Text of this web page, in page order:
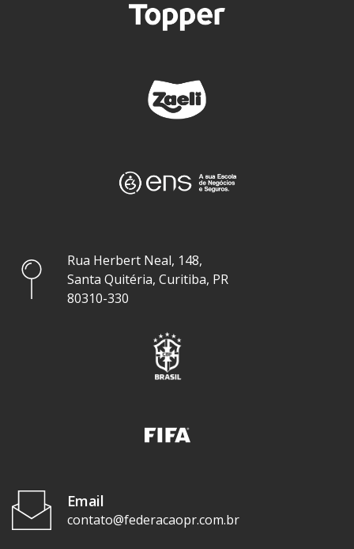
Rua Herbert Neal, 148,
Santa Quitéria, Curitiba, PR
80310-330
Email
contato@federacaopr.com.br